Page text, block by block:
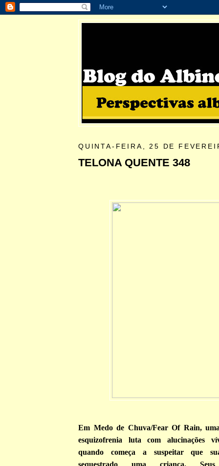
QUINTA-FEIRA, 25 DE
TELONA QUENTE 348
Em Medo de Chuva/Fear Of Rain,
esquizofrenia luta com alucinações
quando começa a suspeitar que